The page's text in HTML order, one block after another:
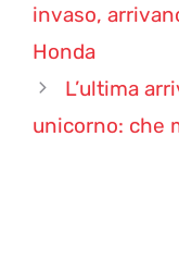
invaso,
Honda
L’ultima
unicorno: che